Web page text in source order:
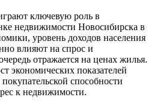
ключевую роль в
недвижимости Новосибирска в
уровень доходов населения
влияют на спрос и
отражается на ценах жилья.
экономических показателей
способности
к недвижимости.